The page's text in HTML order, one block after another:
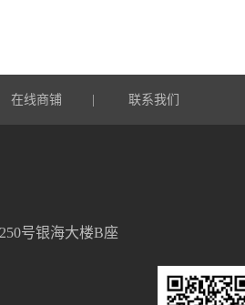
在线商铺 联系我们
号银海大楼B座